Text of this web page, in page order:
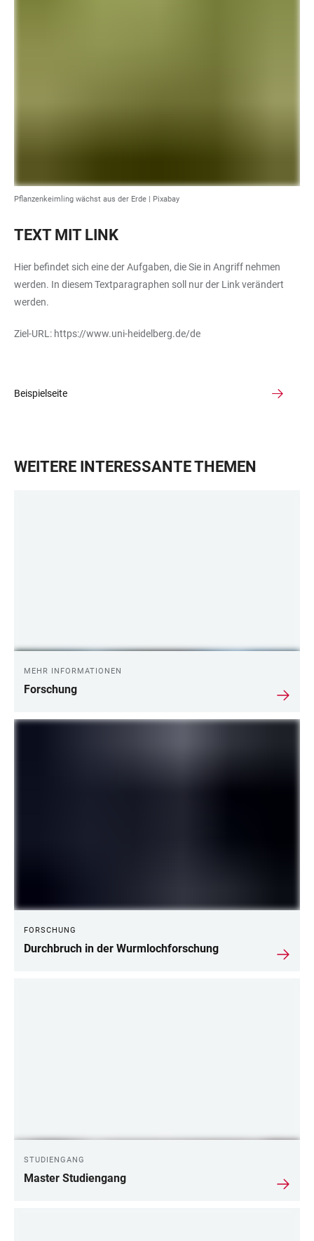
Pflanzenkeimling wächst aus der Erde | Pixabay
TEXT MIT LINK
Hier befindet sich eine der Aufgaben, die Sie in Angriff nehmen
werden. In diesem Textparagraphen soll nur der Link verändert
werden.
Ziel-URL: https://www.uni-heidelberg.de/de
Beispielseite
WEITERE INTERESSANTE THEMEN
MEHR INFORMATIONEN
Forschung
FORSCHUNG
Durchbruch in der Wurmlochforschung
STUDIENGANG
Master Studiengang